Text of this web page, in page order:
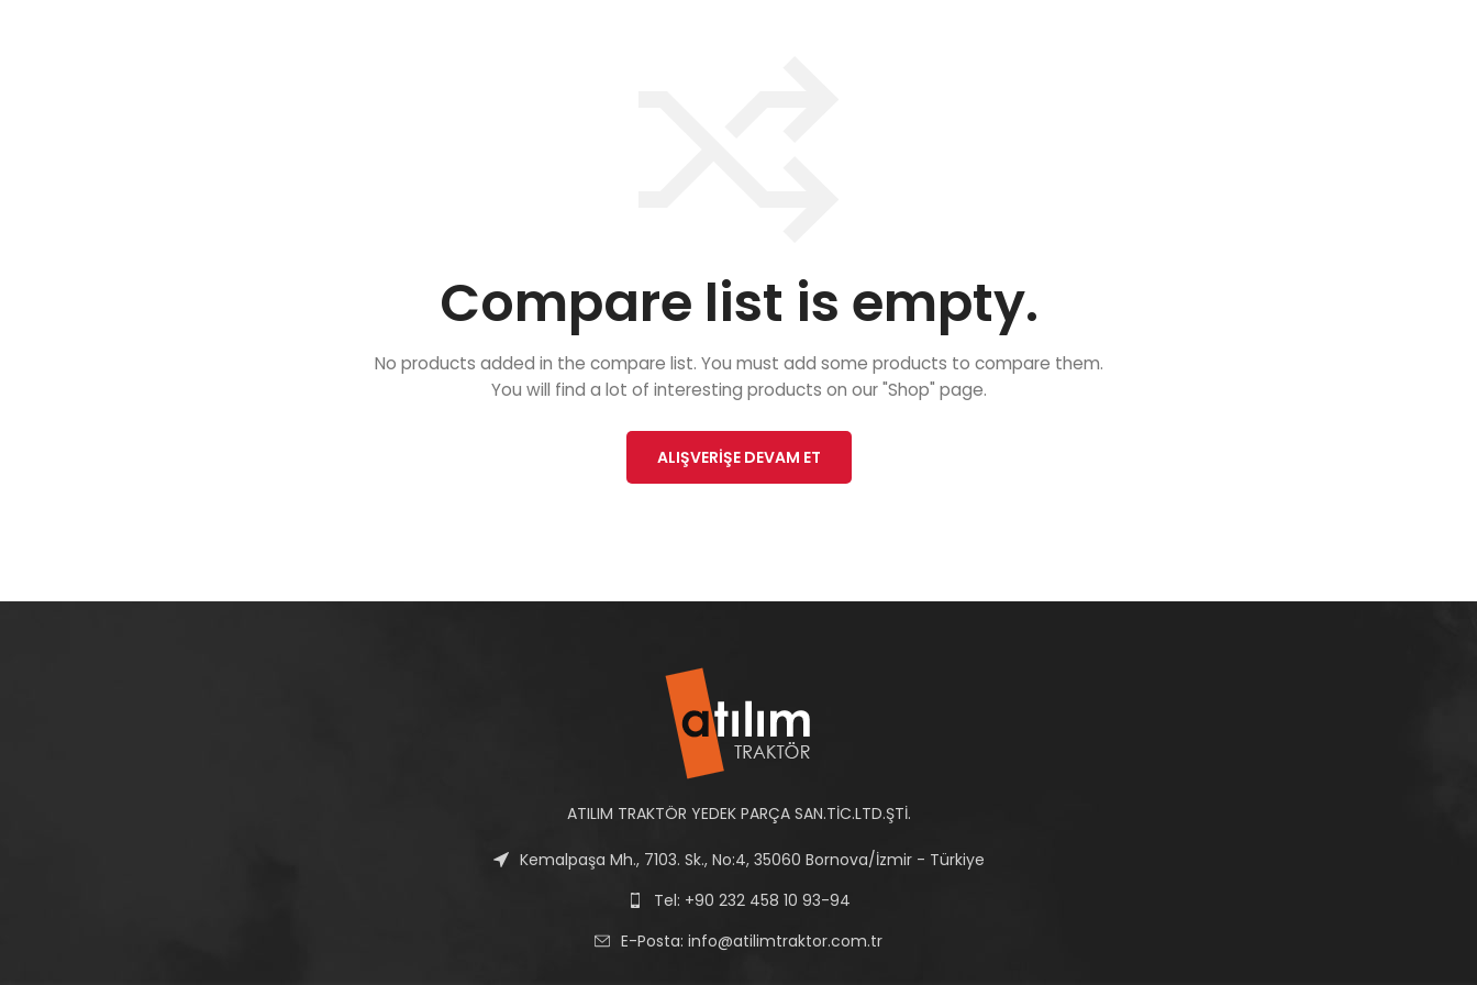
Compare list is empty.
No products added in the compare list. You must add some products to compare them.
You will find a lot of interesting products on our "Shop" page.
ALIŞVERIŞE DEVAM ET
ATILIM TRAKTÖR YEDEK PARÇA SAN.TİC.LTD.ŞTİ.
Kemalpaşa Mh., 7103. Sk., No:4, 35060 Bornova/İzmir - Türkiye
Tel: +90 232 458 10 93-94
E-Posta: info@atilimtraktor.com.tr